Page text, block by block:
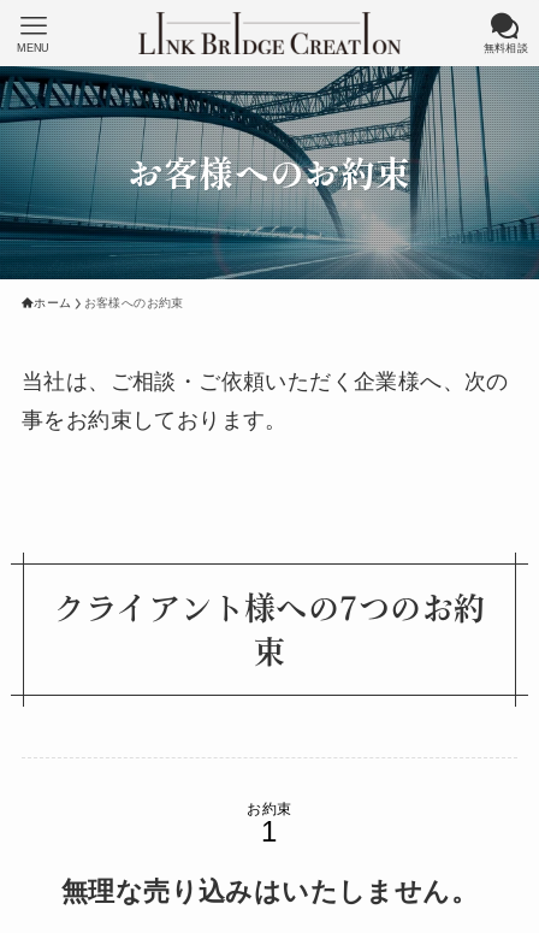
無料相談
MENU
お客様へのお約束
ホーム お客様へのお約束
当社は、ご相談・ご依頼いただく企業様へ、次の
事をお約束しております。
クライアント様への7つのお約
束
お約束
無理な売り込みはいたしません。